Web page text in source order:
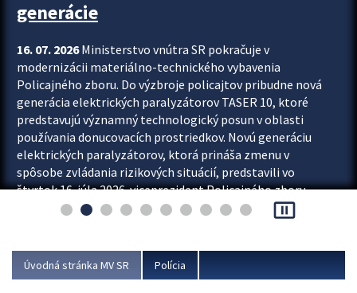
generácie
16. 07. 2026Ministerstvo vnútra SR pokračuje v
modernizácii materiálno-technického vybavenia
Policajného zboru. Do výzbroje policajtov pribudne nová
generácia elektrických paralyzátorov TASER 10, ktoré
predstavujú významný technologický posun v oblasti
používania donucovacích prostriedkov. Novú generáciu
elektrických paralyzátorov, ktorá prináša zmenu v
spôsobe zvládania rizikových situácií, predstavili vo
štvrtok 16. júla 2026 viceprezident Policajného zboru
Rastislav Polakovič a riaditeľ odboru výcviku...
pause_presentation
Úvodná stránka MV SR Polícia